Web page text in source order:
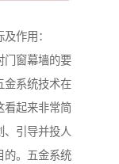
作用：
门窗幕墙的要
金系统技术在
看起来非常简
、引导并投人
的。五金系统